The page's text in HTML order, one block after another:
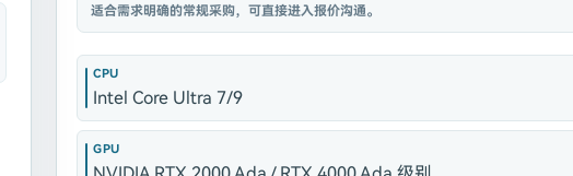
适合需求明确的常规采购，可直接进入报价沟通。
CPU
Intel Core Ultra 7/9
GPU